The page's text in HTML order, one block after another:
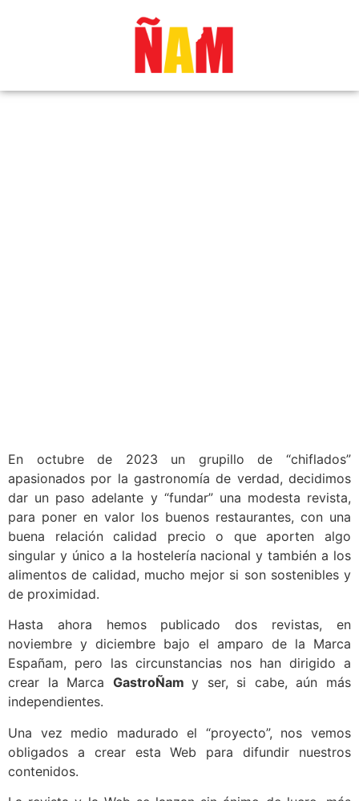
En octubre de 2023 un grupillo de “chiflados”
apasionados por la gastronomía de verdad, decidimos
dar un paso adelante y “fundar” una modesta revista,
para poner en valor los buenos restaurantes, con una
buena relación calidad precio o que aporten algo
singular y único a la hostelería nacional y también a los
alimentos de calidad, mucho mejor si son sostenibles y
de proximidad.
Hasta ahora hemos publicado dos revistas, en
noviembre y diciembre bajo el amparo de la Marca
Españam, pero las circunstancias nos han dirigido a
crear la Marca GastroÑamy ser, si cabe, aún más
independientes.
Una vez medio madurado el “proyecto”, nos vemos
obligados a crear esta Web para difundir nuestros
contenidos.